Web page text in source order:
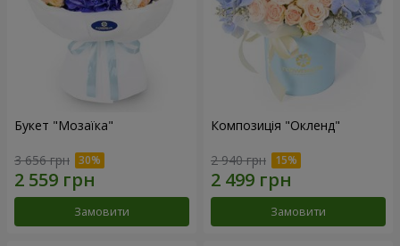
Букет "Мозаїка"
3 656 грн
Замовити
Композиція "Окленд"
2 940 грн
Замовити